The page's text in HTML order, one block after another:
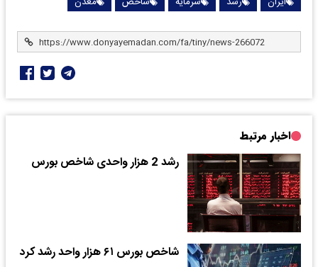
اخبار مرتبط
رشد 2 هزار واحدی شاخص بورس
شاخص بورس ۶۱ هزار واحد رشد کرد